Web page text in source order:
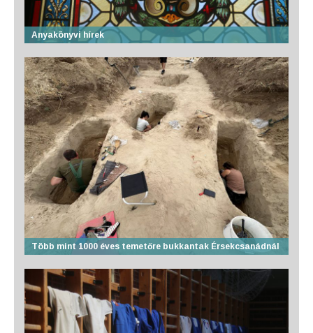
Anyakönyvi hírek
Több mint 1000 éves temetőre bukkantak Érsekcsanádnál